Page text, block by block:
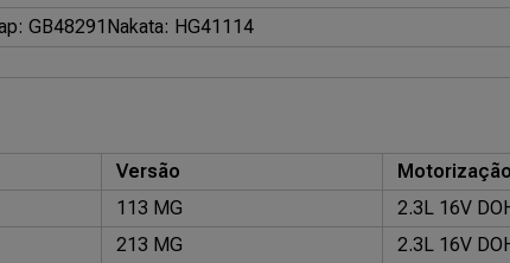
GB48291 Nakata: HG41114
Versão Motorização
113 MG 2.3L 16V
213 MG 2.3L 16V